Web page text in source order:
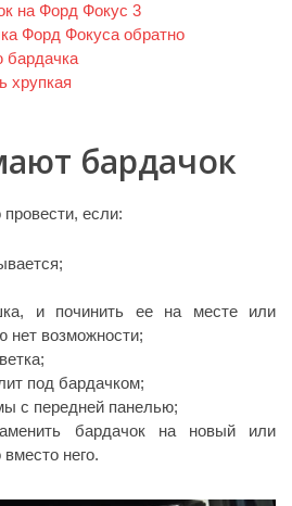
на Форд Фокус 3
Форд Фокуса обратно
бардачка
хрупкая
бардачок
если:
и починить ее на месте или
нет возможности;
под бардачком;
с передней панелью;
бардачок на новый или
вместо него.